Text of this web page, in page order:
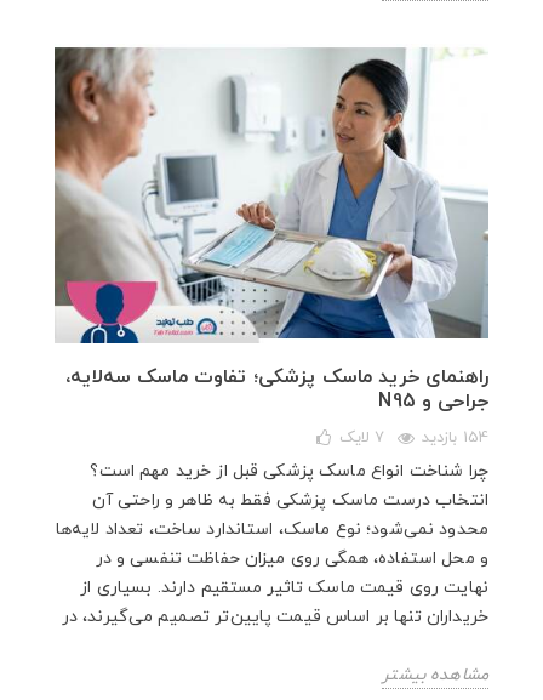
راهنمای خرید ماسک پزشکی؛ تفاوت ماسک سه‌لایه،
جراحی و N95
154 بازدید 7 لایک
چرا شناخت انواع ماسک پزشکی قبل از خرید مهم است؟
انتخاب درست ماسک پزشکی فقط به ظاهر و راحتی آن
محدود نمی‌شود؛ نوع ماسک، استاندارد ساخت، تعداد لایه‌ها
و محل استفاده، همگی روی میزان حفاظت تنفسی و در
نهایت روی قیمت ماسک تاثیر مستقیم دارند. بسیاری از
خریداران تنها بر اساس قیمت پایین‌تر تصمیم می‌گیرند، در
مشاهده بیشتر